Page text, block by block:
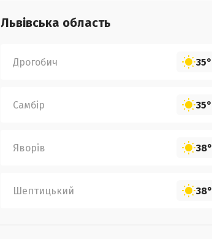
Львівська область
Дрогобич 35°
Самбір 35°
Яворів 38°
Шептицький 38°